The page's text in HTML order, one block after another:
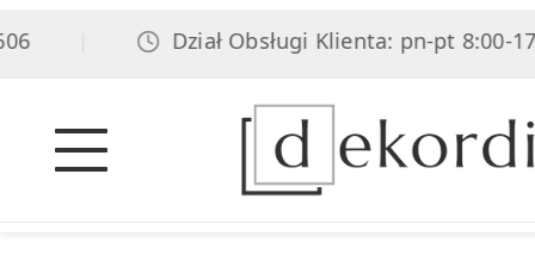
Dział Obsługi Klienta: pn-pt 8:00-